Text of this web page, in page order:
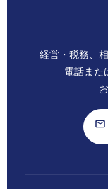
経営・税務、
電話また